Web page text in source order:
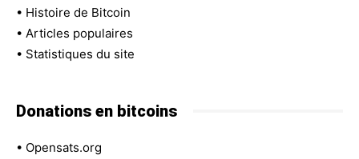
• Histoire de Bitcoin
• Articles populaires
• Statistiques du site
Donations en bitcoins
• Opensats.org